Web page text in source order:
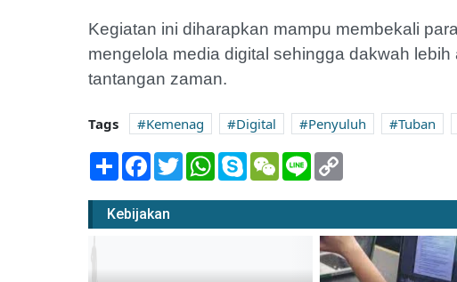
Kegiatan ini diharapkan mampu membekali
mengelola media digital sehingga dakwah
tantangan zaman.
Tags Kemenag Digital Penyuluh Tuban
Share Facebook
TwitterWhatsApp
SkypeWeChatLine
Kebijakan